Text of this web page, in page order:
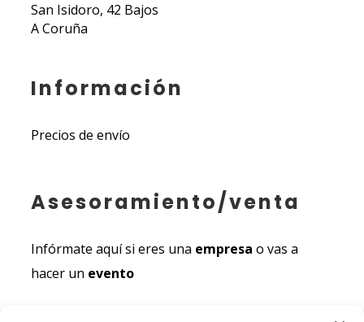
San Isidoro, 42 Bajos
A Coruña
Información
Precios de envío
Asesoramiento/venta
Infórmate aquí si eres una empresa o vas a
hacer un evento